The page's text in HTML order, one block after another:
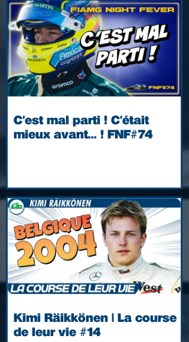
C'est mal parti ! C'était
mieux avant... ! FNF#74
Kimi Räikkönen | La course
de leur vie #14